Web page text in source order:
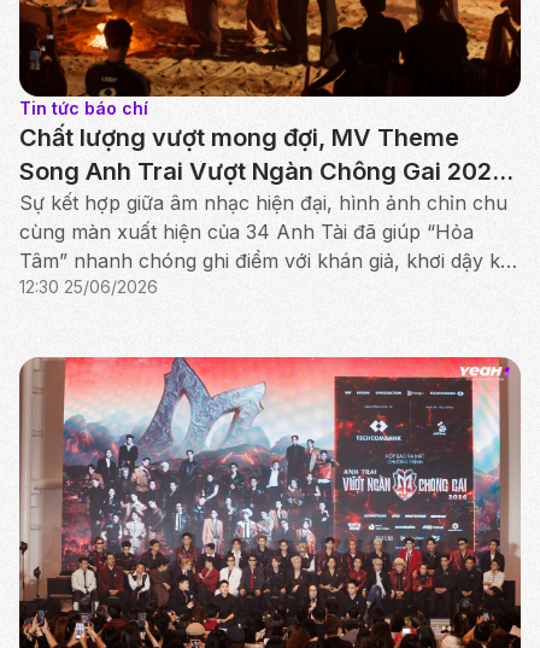
Tin tức báo chí
Chất lượng vượt mong đợi, MV Theme
Song Anh Trai Vượt Ngàn Chông Gai 2026
nhận cơn mưa lời khen
Sự kết hợp giữa âm nhạc hiện đại, hình ảnh chỉn chu
cùng màn xuất hiện của 34 Anh Tài đã giúp “Hỏa
Tâm” nhanh chóng ghi điểm với khán giả, khơi dậy kỳ
vọng về một mùa thi đấu bùng nổ phía trước.
12:30 25/06/2026